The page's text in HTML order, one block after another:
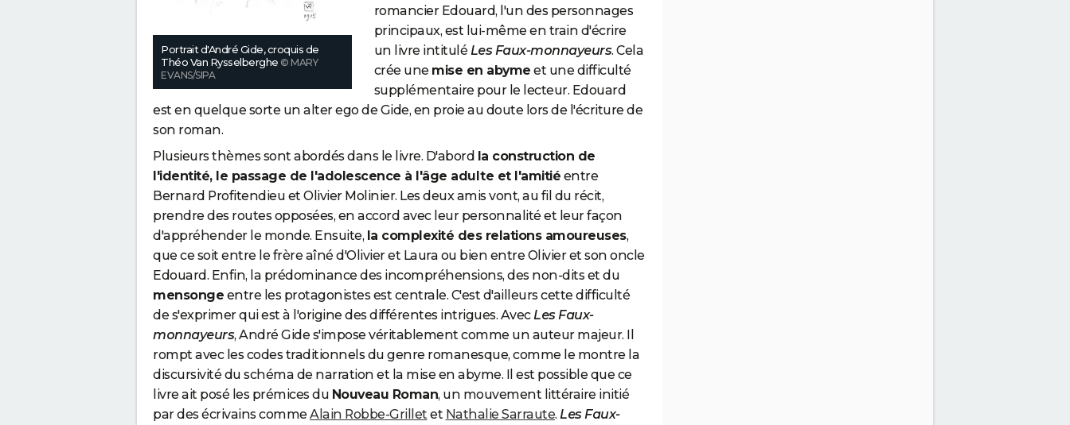
Portrait d'André Gide, croquis de
Théo Van Rysselberghe © MARY
EVANS/SIPA
romancier Edouard, l'un des personnages
principaux, est lui-même en train d'écrire
un livre intituléLes Faux-monnayeurs. Cela
crée une mise en abyme et une difficulté
supplémentaire pour le lecteur. Edouard
est en quelque sorte un alter ego de Gide, en proie au doute lors de l'écriture de
son roman.
Plusieurs thèmes sont abordés dans le livre. D'abord la construction de
l'identité, le passage de l'adolescence à l'âge adulte et l'amitié entre
Bernard Profitendieu et Olivier Molinier. Les deux amis vont, au fil du récit,
prendre des routes opposées, en accord avec leur personnalité et leur façon
d'appréhender le monde. Ensuite, la complexité des relations amoureuses,
que ce soit entre le frère aîné d'Olivier et Laura ou bien entre Olivier et son oncle
Edouard. Enfin, la prédominance des incompréhensions, des non-dits et du
mensonge entre les protagonistes est centrale. C'est d'ailleurs cette difficulté
de s'exprimer qui est à l'origine des différentes intrigues. AvecLes Faux-
monnayeurs, André Gide s'impose véritablement comme un auteur majeur. Il
rompt avec les codes traditionnels du genre romanesque, comme le montre la
discursivité du schéma de narration et la mise en abyme. Il est possible que ce
livre ait posé les prémices du Nouveau Roman, un mouvement littéraire initié
par des écrivains comme Alain Robbe-Grillet et Nathalie Sarraute. Les Faux-